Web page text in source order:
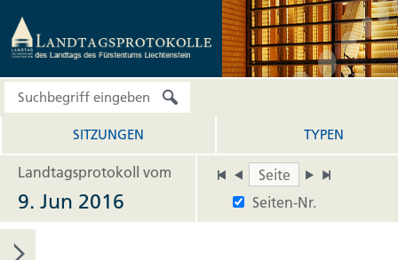
SITZUNGEN TYPEN
Landtagsprotokoll vom
Seiten-Nr.
9. Jun 2016